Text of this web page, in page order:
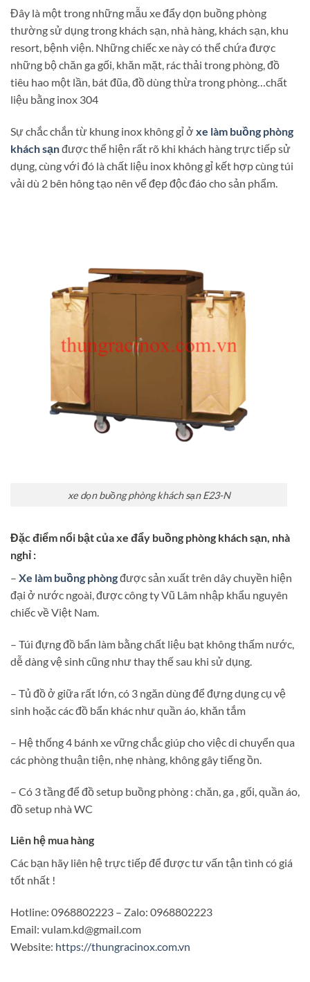
Đây là một trong những mẫu xe đẩy dọn buồng phòng
thường sử dụng trong khách sạn, nhà hàng, khách sạn, khu
resort, bệnh viện. Những chiếc xe này có thể chứa được
những bộ chăn ga gối, khăn mặt, rác thải trong phòng, đồ
tiêu hao một lần, bát đũa, đồ dùng thừa trong phòng…chất
liệu bằng inox 304
Sự chắc chắn từ khung inox không gỉ ở xe làm buồng phòng
khách sạnđược thể hiện rất rõ khi khách hàng trực tiếp sử
dụng, cùng với đó là chất liệu inox không gỉ kết hợp cùng túi
vải dù 2 bên hông tạo nên vể đẹp độc đáo cho sản phẩm.
xe dọn buồng phòng khách sạn E23-N
Đặc điểm nổi bật của xe đẩy buồng phòng khách sạn, nhà
nghỉ :
– Xe làm buồng phòngđược sản xuất trên dây chuyền hiện
đại ở nước ngoài, được công ty Vũ Lâm nhập khẩu nguyên
chiếc về Việt Nam.
– Túi đựng đồ bẩn làm bằng chất liệu bạt không thấm nước,
dễ dàng vệ sinh cũng như thay thế sau khi sử dụng.
– Tủ đồ ở giữa rất lớn, có 3 ngăn dùng để đựng dụng cụ vệ
sinh hoặc các đồ bẩn khác như quần áo, khăn tắm
– Hệ thống 4 bánh xe vững chắc giúp cho việc di chuyển qua
các phòng thuận tiện, nhẹ nhàng, không gây tiếng ồn.
– Có 3 tầng để đồ setup buồng phòng : chăn, ga , gối, quần áo,
đồ setup nhà WC
Liên hệ mua hàng
Các bạn hãy liên hệ trực tiếp để được tư vấn tận tình có giá
tốt nhất !
Hotline: 0968802223 – Zalo: 0968802223
Email: vulam.kd@gmail.com
Website: https://thungracinox.com.vn